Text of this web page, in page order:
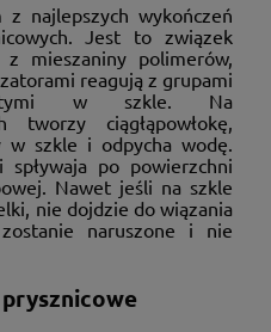
najlepszych wykończeń
Jest to związek
z mieszaniny polimerów,
reagują z grupami
w szkle. Na
tworzy ciągłąpowłokę,
w szkle i odpycha wodę.
po powierzchni
Nawet jeśli na szkle
nie dojdzie do wiązania
naruszone i nie